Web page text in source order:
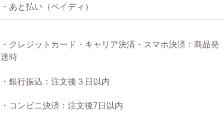
・あと払い（ペイディ）
・クレジットカード・キャリア決済・スマホ決済 ：商品発
送時
・銀行振込：注文後３日以内
・コンビニ決済：注文後7日以内